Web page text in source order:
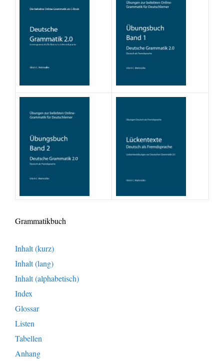
Grammatikbuch
Inhalt (kurz)
Inhalt (lang)
Inhalt (alphabetisch)
Index
Glossar
Listen
Tabellen
Anhang